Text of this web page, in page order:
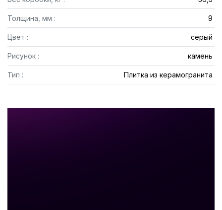
Толщина, мм : 9
Цвет : серый
Рисунок : камень
Тип : Плитка из керамогранита